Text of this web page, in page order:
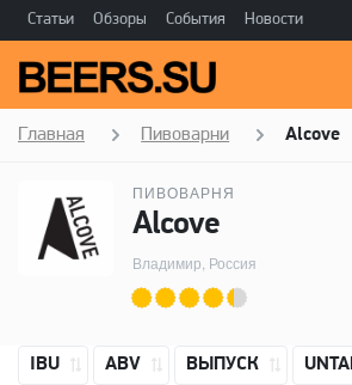
Статьи Обзоры События Новости
Главная Пивоварни Alcove
ПИВОВАРНЯ
Alcove
Владимир, Россия
IBU ABV ВЫПУСК